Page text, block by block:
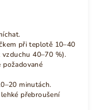
při teplotě 10–40
vzduchu 40–70 %).
minutách.
přebroušení